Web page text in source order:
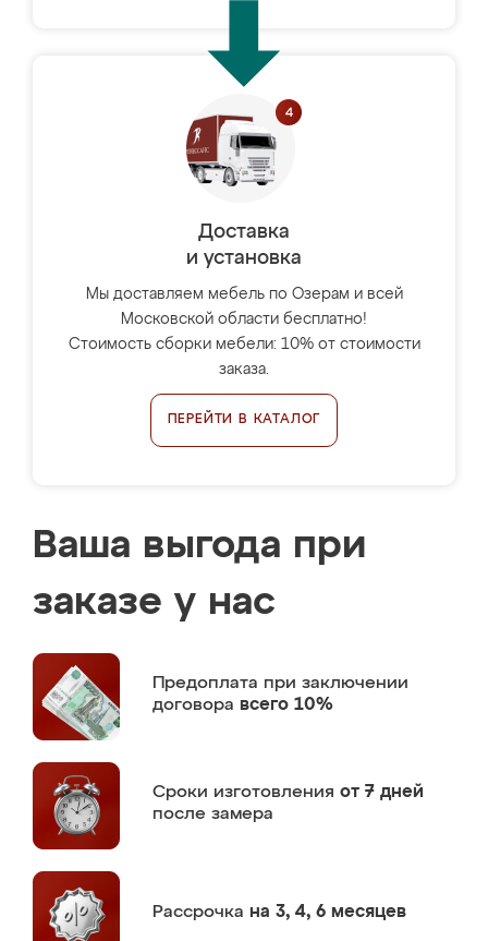
Доставка
и установка
Мы доставляем мебель по Озерам и всей
Московской области бесплатно!
Стоимость сборки мебели: 10% от стоимости
заказа.
ПЕРЕЙТИ В КАТАЛОГ
Ваша выгода при
заказе у нас
Предоплата при заключении
договора всего 10%
Сроки изготовления от 7 дней
после замера
Рассрочка на 3, 4, 6 месяцев